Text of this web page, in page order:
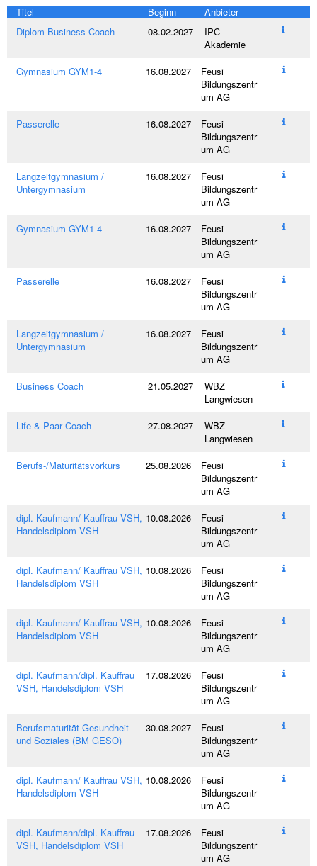
Titel Beginn
Anbieter
Diplom Business Coach
08.02.2027
IPC
Akademie
Gymnasium GYM1-4
16.08.2027
Feusi
Bildungszentr
um AG
Passerelle
16.08.2027
Feusi
Bildungszentr
um AG
Langzeitgymnasium /
Untergymnasium
16.08.2027
Feusi
Bildungszentr
um AG
Gymnasium GYM1-4
16.08.2027
Feusi
Bildungszentr
um AG
Passerelle
16.08.2027
Feusi
Bildungszentr
um AG
Langzeitgymnasium /
Untergymnasium
16.08.2027
Feusi
Bildungszentr
um AG
Business Coach
21.05.2027
WBZ
Langwiesen
Life & Paar Coach
27.08.2027
WBZ
Langwiesen
Berufs-/Maturitätsvorkurs
25.08.2026
Feusi
Bildungszentr
um AG
dipl. Kaufmann/ Kauffrau VSH,
Handelsdiplom VSH
10.08.2026
Feusi
Bildungszentr
um AG
dipl. Kaufmann/ Kauffrau VSH,
Handelsdiplom VSH
10.08.2026
Feusi
Bildungszentr
um AG
dipl. Kaufmann/ Kauffrau VSH,
Handelsdiplom VSH
10.08.2026
Feusi
Bildungszentr
um AG
dipl. Kaufmann/dipl. Kauffrau
VSH, Handelsdiplom VSH
17.08.2026
Feusi
Bildungszentr
um AG
Berufsmaturität Gesundheit
und Soziales (BM GESO)
30.08.2027
Feusi
Bildungszentr
um AG
dipl. Kaufmann/ Kauffrau VSH,
Handelsdiplom VSH
10.08.2026
Feusi
Bildungszentr
um AG
dipl. Kaufmann/dipl. Kauffrau
VSH, Handelsdiplom VSH
17.08.2026
Feusi
Bildungszentr
um AG